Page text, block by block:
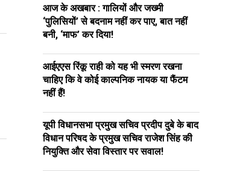
आज के अखबार : गालियों और जख्मी
‘पुलिसियों’ से बदनाम नहीं कर पाए, बात नहीं
बनी, ‘माफ’ कर दिया!
आईएएस रिंकू राही को यह भी स्मरण रखना
चाहिए कि वे कोई काल्पनिक नायक या फैंटम
नहीं हैं!
यूपी विधानसभा प्रमुख सचिव प्रदीप दुबे के बाद
विधान परिषद के प्रमुख सचिव राजेश सिंह की
नियुक्ति और सेवा विस्तार पर सवाल!